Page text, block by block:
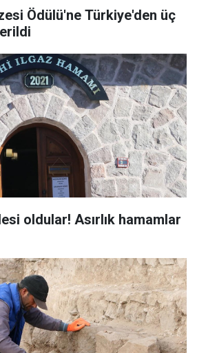
Ödülü'ne Türkiye'den üç
oldular! Asırlık hamamlar